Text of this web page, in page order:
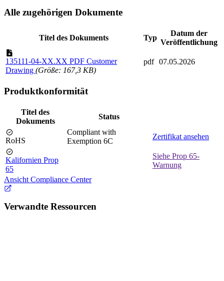
Alle zugehörigen Dokumente
Titel des Dokuments Typ
Datum der
Veröffentlichung
135111-04-XX.XX PDF Customer
Drawing (Größe: 167,3 KB)
pdf 07.05.2026
Produktkonformität
Titel des
Dokuments
Status
RoHS
Compliant with
Exemption 6C
Zertifikat ansehen
Kalifornien Prop
65
Siehe Prop 65-
Warnung
Ansicht Compliance Center
Verwandte Ressourcen